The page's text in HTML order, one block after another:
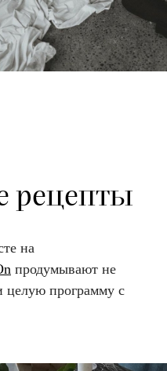
рецепты
на
продумывают не
целую программу с